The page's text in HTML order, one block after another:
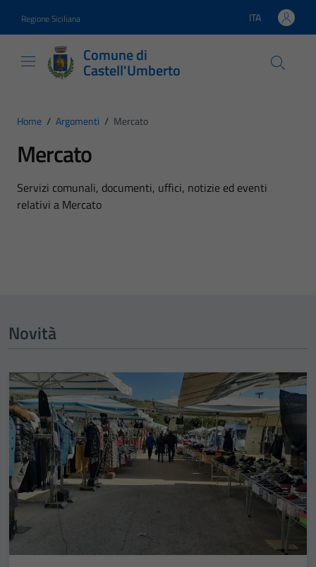
Regione Siciliana Lingua attiva:
ITA
Comune di
Castell'Umberto
Home / Argomenti / Mercato
Mercato
Dettagli dell'argomento
Servizi comunali, documenti, uffici, notizie ed eventi
relativi a Mercato
Novità